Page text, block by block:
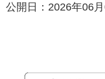
公開日：2026年06